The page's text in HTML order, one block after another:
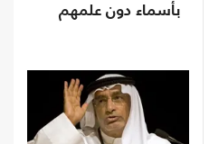
بأسماء دون علمهم